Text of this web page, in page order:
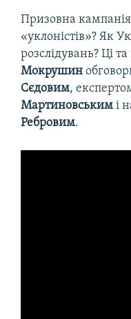
Призовна
«уклоністів»? Як
розслідувань? Ці
Мокрушин
Сєдовим,
Мартиновським і
Ребровим.